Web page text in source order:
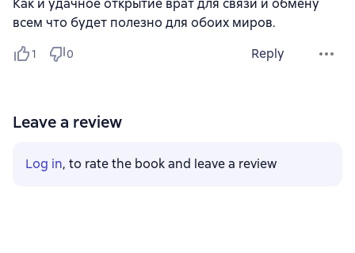
Как и удачное открытие врат для связи и обмену
всем что будет полезно для обоих миров.
1 0 Reply
Leave a review
Log in, to rate the book and leave a review